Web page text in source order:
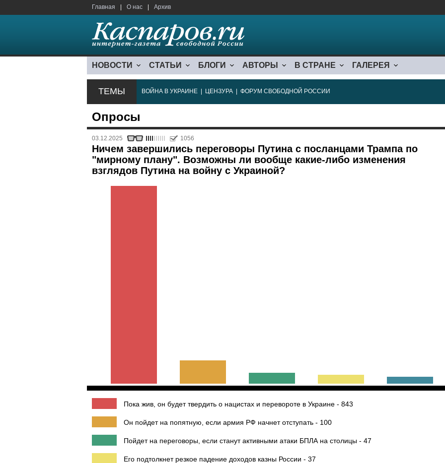
Главная О нас Архив
НОВОСТИ СТАТЬИ БЛОГИ АВТОРЫ В СТРАНЕ ГАЛЕРЕЯ
ТЕМЫ ВОЙНА В УКРАИНЕ ЦЕНЗУРА ФОРУМ СВОБОДНОЙ РОССИИ
Опросы
03.12.2025 1056
Ничем завершились переговоры Путина с посланцами Трампа по
"мирному плану". Возможны ли вообще какие-либо изменения
взглядов Путина на войну с Украиной?
Пока жив, он будет твердить о нацистах и перевороте в Украине - 843
Он пойдет на попятную, если армия РФ начнет отступать - 100
Пойдет на переговоры, если станут активными атаки БПЛА на столицы - 47
Его подтолкнет резкое падение доходов казны России - 37